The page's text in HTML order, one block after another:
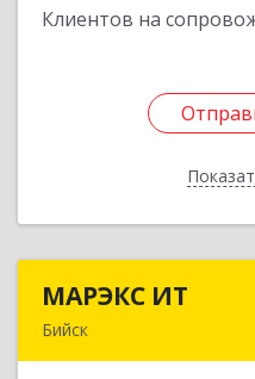
Клиентов на
МАРЭКС ИТ
Бийск